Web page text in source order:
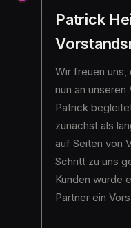
Patrick
Wir freuen uns,
nun an
Patrick
zunächst als
auf Seiten von
Schritt zu uns
Kunden wurde
Partner ein